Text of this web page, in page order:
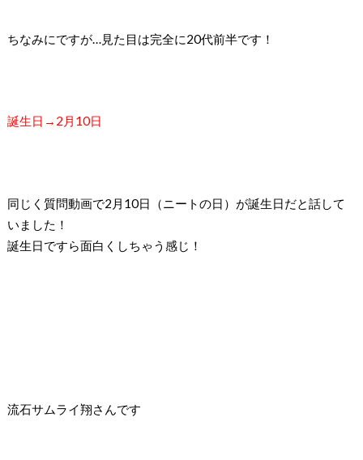
ちなみにですが…見た目は完全に20代前半です！
誕生日→2月10日
同じく質問動画で2月10日（ニートの日）が誕生日だと話して
いました！
誕生日ですら面白くしちゃう感じ！
流石サムライ翔さんです